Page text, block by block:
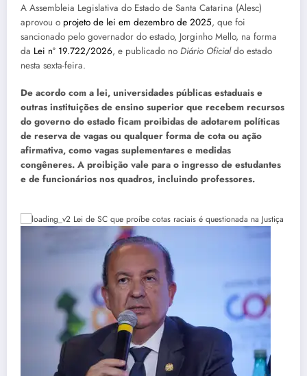
A Assembleia Legislativa do Estado de Santa Catarina (Alesc)
aprovou o projeto de lei em dezembro de 2025, que foi
sancionado pelo governador do estado, Jorginho Mello, na forma
da Lei nº 19.722/2026, e publicado no Diário Oficialdo estado
nesta sexta-feira.
De acordo com a lei, universidades públicas estaduais e
outras instituições de ensino superior que recebem recursos
do governo do estado ficam proibidas de adotarem políticas
de reserva de vagas ou qualquer forma de cota ou ação
afirmativa, como vagas suplementares e medidas
congêneres. A proibição vale para o ingresso de estudantes
e de funcionários nos quadros, incluindo professores.